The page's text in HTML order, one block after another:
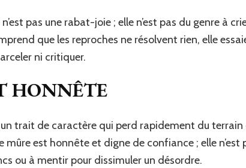
pas une rabat-joie ; elle n’est pas du genre à
que les reproches ne résolvent rien, elle
ni critiquer.
HONNÊTE
trait de caractère qui perd rapidement du terrain
mûre est honnête et digne de confiance ; elle n’est
ou à mentir pour dissimuler un désordre.